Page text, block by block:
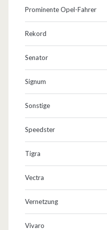
Prominente Opel-Fahrer
Rekord
Senator
Signum
Sonstige
Speedster
Tigra
Vectra
Vernetzung
Vivaro